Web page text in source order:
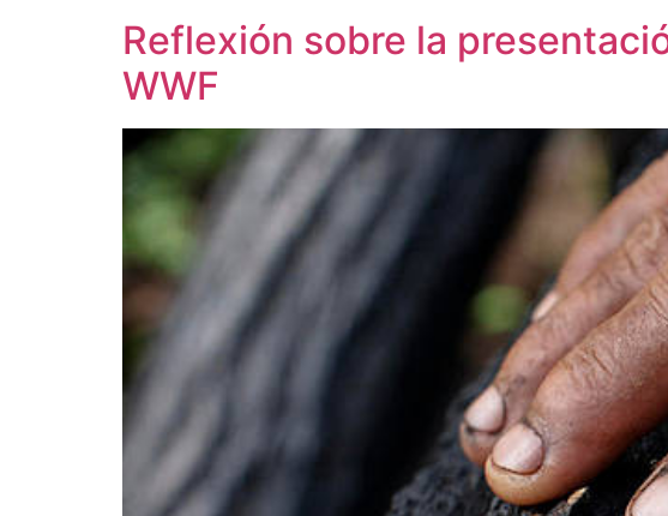
Reflexión sobre la
WWF